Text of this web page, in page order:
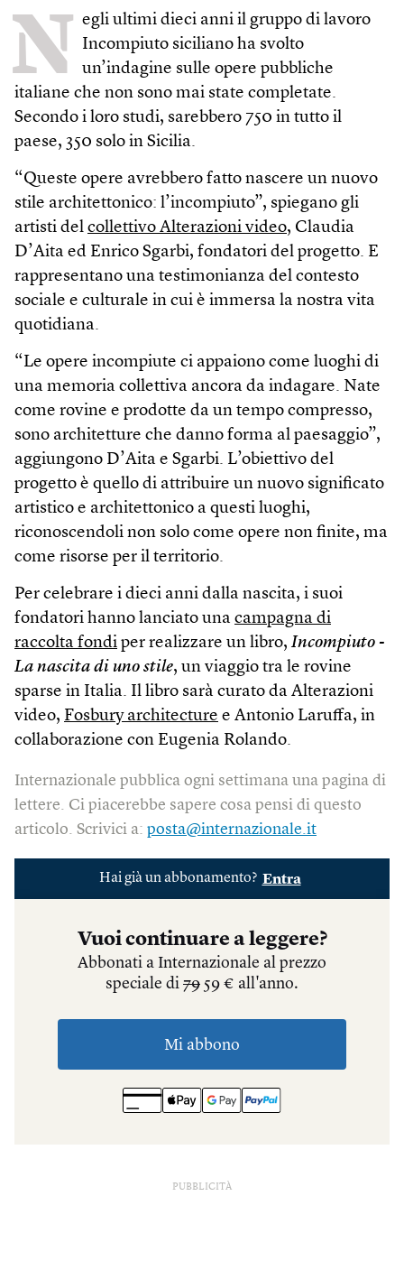
N egli ultimi dieci anni il gruppo di lavoro
Incompiuto siciliano ha svolto
un’indagine sulle opere pubbliche
italiane che non sono mai state completate.
Secondo i loro studi, sarebbero 750 in tutto il
paese, 350 solo in Sicilia.
“Queste opere avrebbero fatto nascere un nuovo
stile architettonico: l’incompiuto”, spiegano gli
artisti del collettivo Alterazioni video, Claudia
D’Aita ed Enrico Sgarbi, fondatori del progetto. E
rappresentano una testimonianza del contesto
sociale e culturale in cui è immersa la nostra vita
quotidiana.
“Le opere incompiute ci appaiono come luoghi di
una memoria collettiva ancora da indagare. Nate
come rovine e prodotte da un tempo compresso,
sono architetture che danno forma al paesaggio”,
aggiungono D’Aita e Sgarbi. L’obiettivo del
progetto è quello di attribuire un nuovo significato
artistico e architettonico a questi luoghi,
riconoscendoli non solo come opere non finite, ma
come risorse per il territorio.
Per celebrare i dieci anni dalla nascita, i suoi
fondatori hanno lanciato una campagna di
raccolta fondi per realizzare un libro, Incompiuto -
La nascita di uno stile, un viaggio tra le rovine
sparse in Italia. Il libro sarà curato da Alterazioni
video, Fosbury architecture e Antonio Laruffa, in
collaborazione con Eugenia Rolando.
Internazionale pubblica ogni settimana una pagina di
lettere. Ci piacerebbe sapere cosa pensi di questo
articolo. Scrivici a: posta@internazionale.it
PUBBLICITÀ